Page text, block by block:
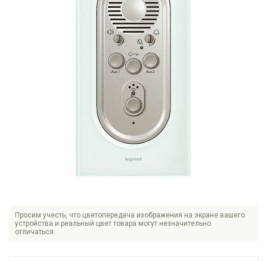
Просим учесть, что цветопередача изображения на экране вашего
устройства и реальный цвет товара могут незначительно
отличаться.